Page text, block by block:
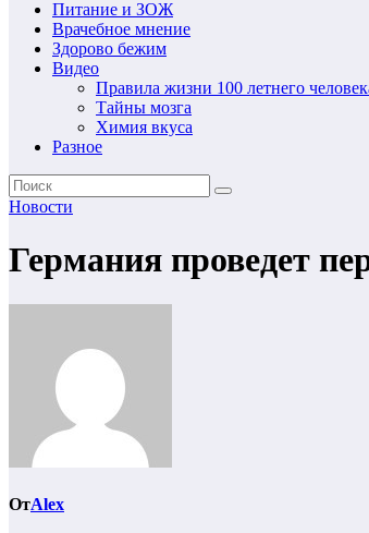
Питание и ЗОЖ
Врачебное мнение
Здорово бежим
Видео
Правила жизни 100 летнего
Тайны мозга
Химия вкуса
Разное
Новости
Германия проведет
ОтAlex